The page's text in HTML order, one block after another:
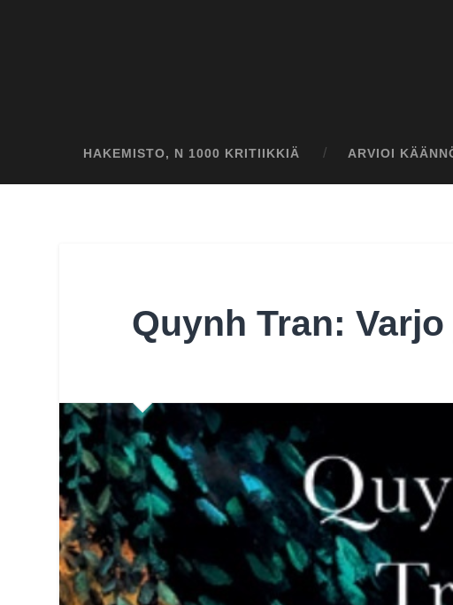
HAKEMISTO, N 1000 KRITIIKKIÄ ARVIOI
Quynh Tran: